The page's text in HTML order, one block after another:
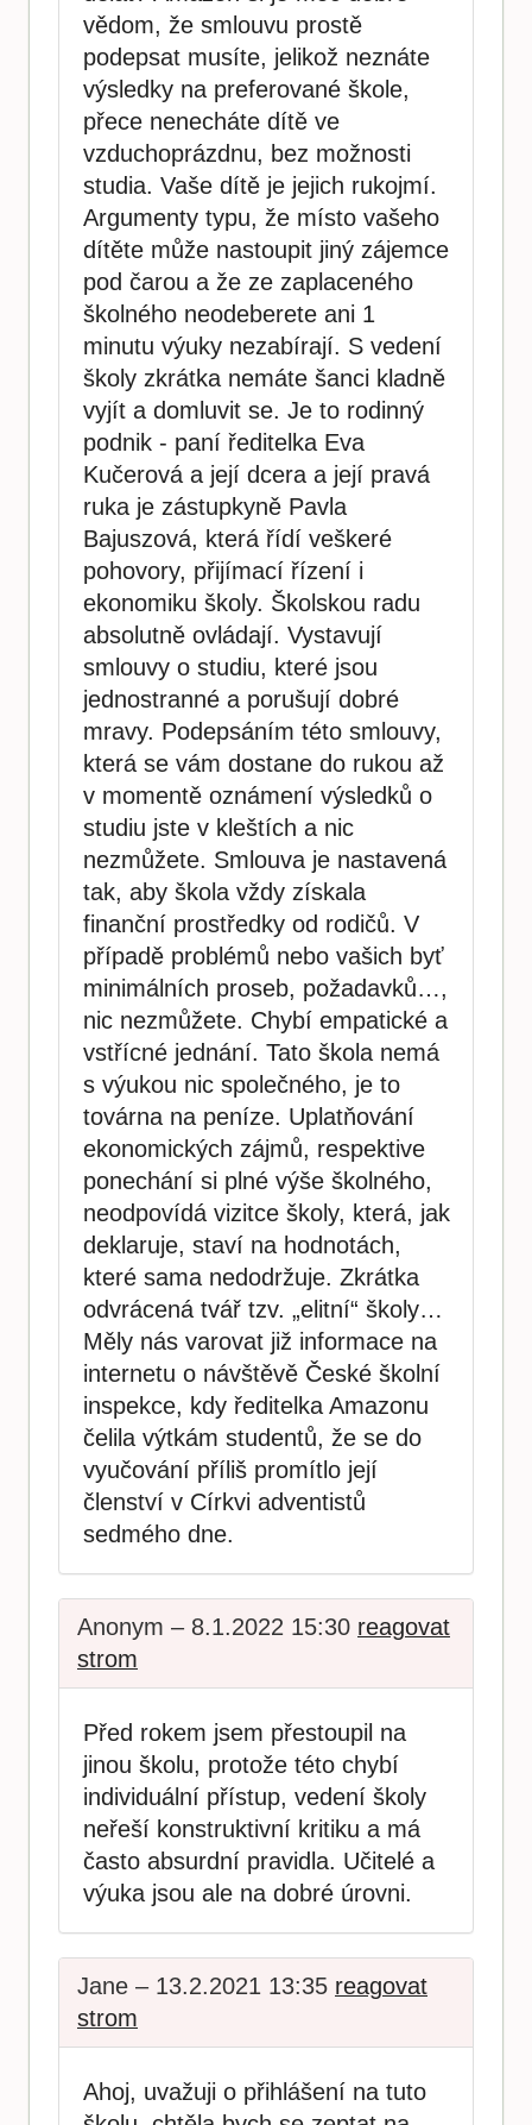
vědom, že smlouvu prostě
podepsat musíte, jelikož neznáte
výsledky na preferované škole,
přece nenecháte dítě ve
vzduchoprázdnu, bez možnosti
studia. Vaše dítě je jejich rukojmí.
Argumenty typu, že místo vašeho
dítěte může nastoupit jiný zájemce
pod čarou a že ze zaplaceného
školného neodeberete ani 1
minutu výuky nezabírají. S vedení
školy zkrátka nemáte šanci kladně
vyjít a domluvit se. Je to rodinný
podnik - paní ředitelka Eva
Kučerová a její dcera a její pravá
ruka je zástupkyně Pavla
Bajuszová, která řídí veškeré
pohovory, přijímací řízení i
ekonomiku školy. Školskou radu
absolutně ovládají. Vystavují
smlouvy o studiu, které jsou
jednostranné a porušují dobré
mravy. Podepsáním této smlouvy,
která se vám dostane do rukou až
v momentě oznámení výsledků o
studiu jste v kleštích a nic
nezmůžete. Smlouva je nastavená
tak, aby škola vždy získala
finanční prostředky od rodičů. V
případě problémů nebo vašich byť
minimálních proseb, požadavků…,
nic nezmůžete. Chybí empatické a
vstřícné jednání. Tato škola nemá
s výukou nic společného, je to
továrna na peníze. Uplatňování
ekonomických zájmů, respektive
ponechání si plné výše školného,
neodpovídá vizitce školy, která, jak
deklaruje, staví na hodnotách,
které sama nedodržuje. Zkrátka
odvrácená tvář tzv. „elitní“ školy…
Měly nás varovat již informace na
internetu o návštěvě České školní
inspekce, kdy ředitelka Amazonu
čelila výtkám studentů, že se do
vyučování příliš promítlo její
členství v Církvi adventistů
sedmého dne.
Anonym – 8.1.2022 15:30 reagovat
strom
Před rokem jsem přestoupil na
jinou školu, protože této chybí
individuální přístup, vedení školy
neřeší konstruktivní kritiku a má
často absurdní pravidla. Učitelé a
výuka jsou ale na dobré úrovni.
Jane – 13.2.2021 13:35 reagovat
strom
Ahoj, uvažuji o přihlášení na tuto